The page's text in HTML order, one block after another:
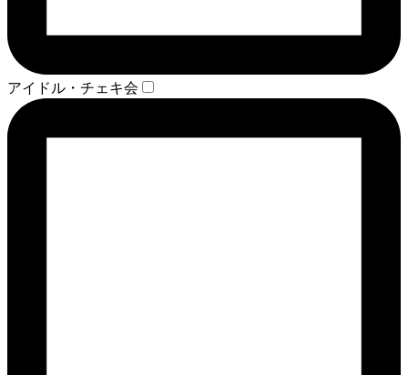
アイドル・チェキ会